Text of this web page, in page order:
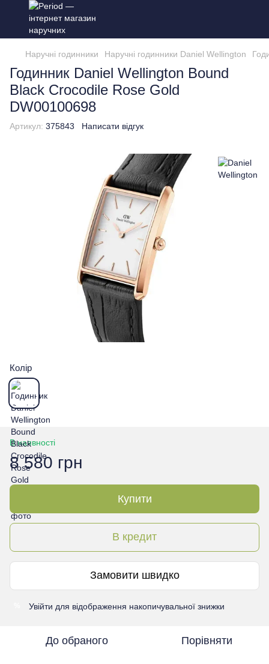
Наручні годинники Наручні годинники Daniel Wellington
Годинник Daniel Wellington Bound
Black Crocodile Rose Gold
DW00100698
Артикул: 375843 Написати відгук
Колір
В наявності
8 580 грн
Купити
В кредит
Замовити швидко
Увійти для відображення накопичувальної знижки
До обраного Порівняти